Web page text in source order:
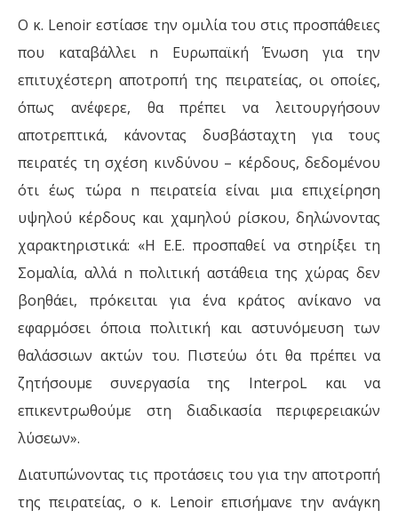
Ο κ. Lenoir εστίασε την ομιλία του στις προσπάθειες
που καταβάλλει n Ευρωπαϊκή Ένωση για την
επιτυχέστερη αποτροπή της πειρατείας, οι οποίες,
όπως ανέφερε, θα πρέπει να λειτουργήσουν
αποτρεπτικά, κάνοντας δυσβάσταχτη για τους
πειρατές τη σχέση κινδύνου – κέρδους, δεδομένου
ότι έως τώρα n πειρατεία είναι µια επιχείρηση
υψηλού κέρδους και χαμηλού ρίσκου, δηλώνοντας
χαρακτηριστικά: «Η Ε.Ε. προσπαθεί να στηρίξει τη
Σομαλία, αλλά n πολιτική αστάθεια της χώρας δεν
βοηθάει, πρόκειται για ένα κράτος ανίκανο να
εφαρμόσει όποια πολιτική και αστυνόμευση των
θαλάσσιων ακτών του. Πιστεύω ότι θα πρέπει να
ζητήσουμε συνεργασία της InterρoL και να
επικεντρωθούμε στη διαδικασία περιφερειακών
λύσεων».
Διατυπώνοντας τις προτάσεις του για την αποτροπή
της πειρατείας, ο κ. Lenoir επισήμανε την ανάγκη